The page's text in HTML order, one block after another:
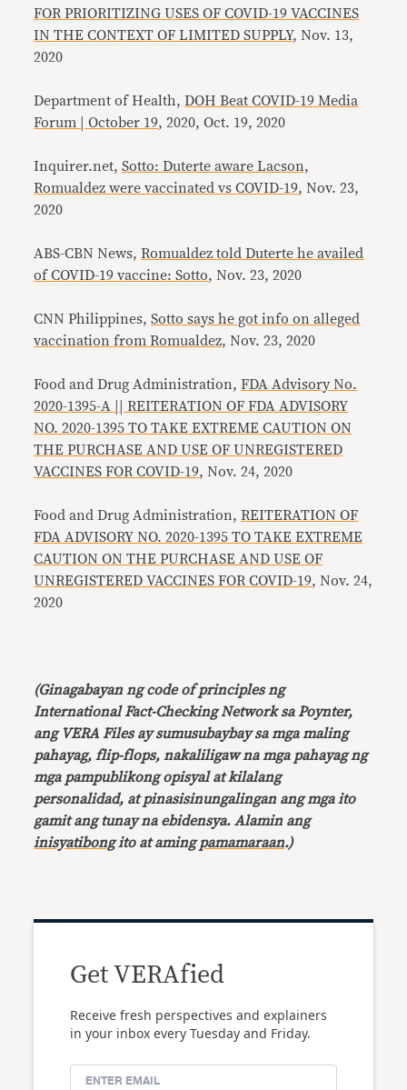
FOR PRIORITIZING USES OF COVID-19 VACCINES
IN THE CONTEXT OF LIMITED SUPPLY, Nov. 13,
2020
Department of Health,DOH Beat COVID-19 Media
Forum | October 19, 2020, Oct. 19, 2020
Inquirer.net,Sotto: Duterte aware Lacson,
Romualdez were vaccinated vs COVID-19, Nov. 23,
2020
ABS-CBN News,Romualdez told Duterte he availed
of COVID-19 vaccine: Sotto, Nov. 23, 2020
CNN Philippines,Sotto says he got info on alleged
vaccination from Romualdez, Nov. 23, 2020
Food and Drug Administration,FDA Advisory No.
2020-1395-A || REITERATION OF FDA ADVISORY
NO. 2020-1395 TO TAKE EXTREME CAUTION ON
THE PURCHASE AND USE OF UNREGISTERED
VACCINES FOR COVID-19, Nov. 24, 2020
Food and Drug Administration,REITERATION OF
FDA ADVISORY NO. 2020-1395 TO TAKE EXTREME
CAUTION ON THE PURCHASE AND USE OF
UNREGISTERED VACCINES FOR COVID-19, Nov. 24,
2020
(Ginagabayan ng code of principles ng
International Fact-Checking Network sa Poynter,
ang VERA Files ay sumusubaybay sa mga maling
pahayag, flip-flops, nakaliligaw na mga pahayag ng
mga pampublikong opisyal at kilalang
personalidad, at pinasisinungalingan ang mga ito
gamit ang tunay na ebidensya. Alamin ang
inisyatibongito at amingpamamaraan.)
Get VERAfied
Receive fresh perspectives and explainers
in your inbox every Tuesday and Friday.